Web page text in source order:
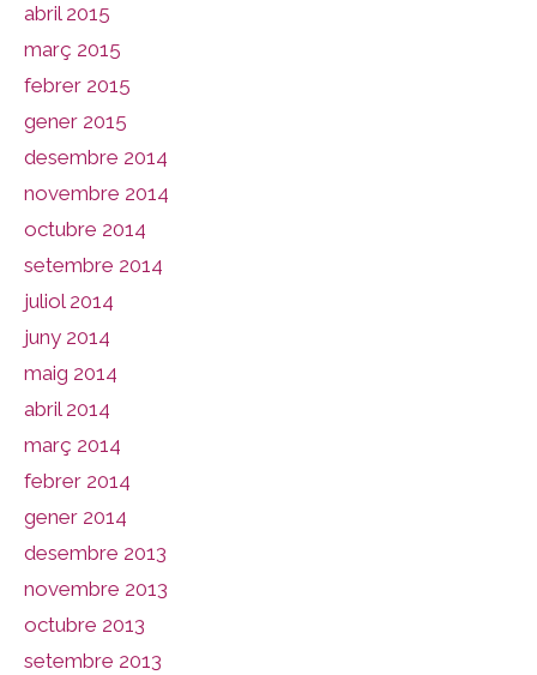
abril 2015
març 2015
febrer 2015
gener 2015
desembre 2014
novembre 2014
octubre 2014
setembre 2014
juliol 2014
juny 2014
maig 2014
abril 2014
març 2014
febrer 2014
gener 2014
desembre 2013
novembre 2013
octubre 2013
setembre 2013